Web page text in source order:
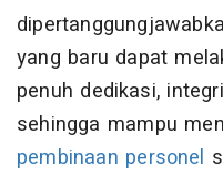
yang baru dapat
penuh dedikasi,
sehingga mampu
pembinaan personel